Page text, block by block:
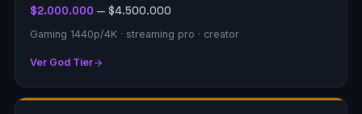
$2.000.000 — $4.500.000
Gaming 1440p/4K · streaming pro · creator
Ver God Tier